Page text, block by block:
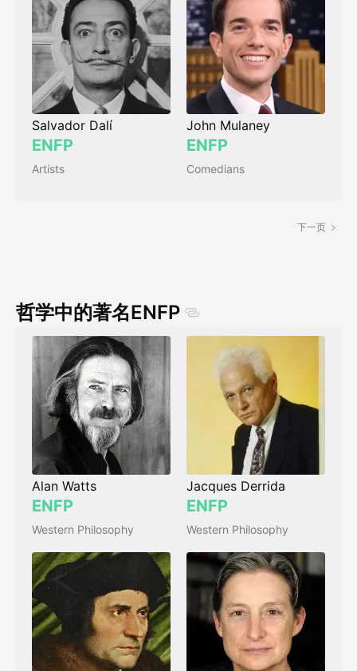
Salvador Dalí
ENFP
Artists
John Mulaney
ENFP
Comedians
下一页
哲学中的著名ENFP
Alan Watts
ENFP
Western Philosophy
Jacques Derrida
ENFP
Western Philosophy